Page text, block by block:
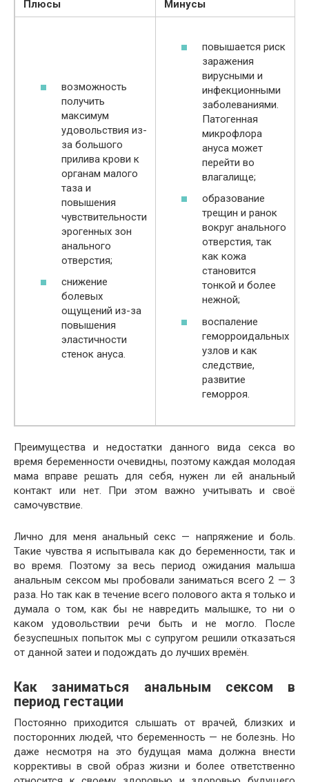
Плюсы Минусы
возможность
получить
максимум
удовольствия из-
за большого
прилива крови к
органам малого
таза и
повышения
чувствительности
эрогенных зон
анального
отверстия;
снижение
болевых
ощущений из-за
повышения
эластичности
стенок ануса.
повышается риск
заражения
вирусными и
инфекционными
заболеваниями.
Патогенная
микрофлора
ануса может
перейти во
влагалище;
образование
трещин и ранок
вокруг анального
отверстия, так
как кожа
становится
тонкой и более
нежной;
воспаление
геморроидальных
узлов и как
следствие,
развитие
геморроя.
Преимущества и недостатки данного вида секса во
время беременности очевидны, поэтому каждая молодая
мама вправе решать для себя, нужен ли ей анальный
контакт или нет. При этом важно учитывать и своё
самочувствие.
Лично для меня анальный секс — напряжение и боль.
Такие чувства я испытывала как до беременности, так и
во время. Поэтому за весь период ожидания малыша
анальным сексом мы пробовали заниматься всего 2 — 3
раза. Но так как в течение всего полового акта я только и
думала о том, как бы не навредить малышке, то ни о
каком удовольствии речи быть и не могло. После
безуспешных попыток мы с супругом решили отказаться
от данной затеи и подождать до лучших времён.
Как заниматься анальным сексом в
период гестации
Постоянно приходится слышать от врачей, близких и
посторонних людей, что беременность — не болезнь. Но
даже несмотря на это будущая мама должна внести
коррективы в свой образ жизни и более ответственно